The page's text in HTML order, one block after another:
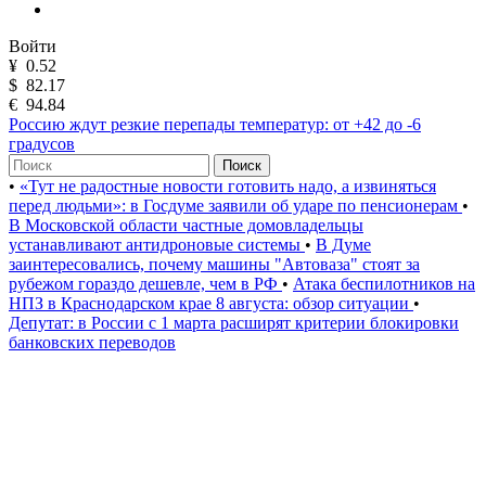
Войти
¥ 0.52
$ 82.17
€ 94.84
Россию ждут резкие перепады температур: от +42 до -6
градусов
Поиск
• «Тут не радостные новости готовить надо, а извиняться
перед людьми»: в Госдуме заявили об ударе по пенсионерам •
В Московской области частные домовладельцы
устанавливают антидроновые системы • В Думе
заинтересовались, почему машины "Автоваза" стоят за
рубежом гораздо дешевле, чем в РФ • Атака беспилотников на
НПЗ в Краснодарском крае 8 августа: обзор ситуации •
Депутат: в России с 1 марта расширят критерии блокировки
банковских переводов